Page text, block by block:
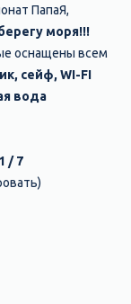
ПапаЯ,
моря!!!
оснащены всем
сейф, WI-FI
вода
/ 7